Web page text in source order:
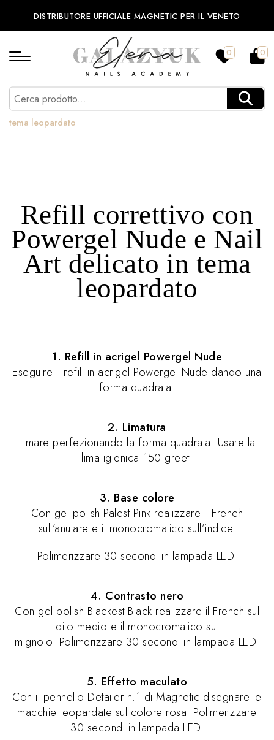
DISTRIBUTORE UFFICIALE MAGNETIC PER IL VENETO
0 0
Home/Refill correttivo con Powergel Nude e Nail Art delicato in
tema leopardato
Refill correttivo con
Powergel Nude e Nail
Art delicato in tema
leopardato
1. Refill in acrigel Powergel Nude
Eseguire il refill in acrigel Powergel Nude dando una
forma quadrata.
2. Limatura
Limare perfezionando la forma quadrata. Usare la
lima igienica 150 greet.
3. Base colore
Con gel polish Palest Pink realizzare il French
sull’anulare e il monocromatico sull’indice.
Polimerizzare 30 secondi in lampada LED.
4. Contrasto nero
Con gel polish Blackest Black realizzare il French sul
dito medio e il monocromatico sul
mignolo. Polimerizzare 30 secondi in lampada LED.
5. Effetto maculato
Con il pennello Detailer n.1 di Magnetic disegnare le
macchie leopardate sul colore rosa. Polimerizzare
30 secondi in lampada LED.